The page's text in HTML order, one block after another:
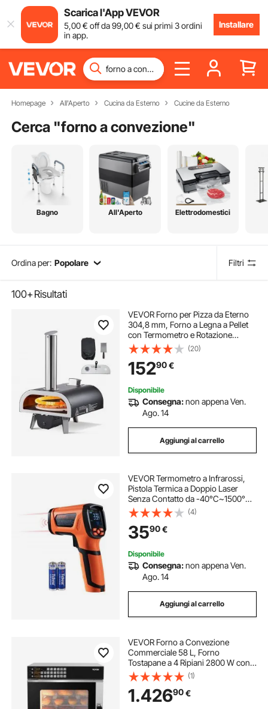
Scarica l'App VEVOR
5,00€ off da99,00€ sui primi 3 ordini
in app.
Installare
Homepage All'Aperto Cucina da Esterno Cucine da Esterno
Cerca "forno a convezione"
Bagno All'Aperto Elettrodomestici
Ordina per: Popolare Filtri
100+Risultati
VEVOR Forno per Pizza da Eterno
304,8 mm, Forno a Legna a Pellet
con Termometro e Rotazione
Elettrica, Macchina per Pizza
Portatile per Campeggio, Pietra,
Borsa per il Trasporto, Pala
(20)
15290€
Disponibile
Consegna:non appena Ven.
Ago. 14
Aggiungi al carrello
VEVOR Termometro a Infrarossi,
Pistola Termica a Doppio Laser
Senza Contatto da -40°C~1500°C,
Pistola Termica Portatile a Infrarossi
per Fusione/Cottura/Forno per
Pizza/Motore (non per esseri
umani)
(4)
3590€
Disponibile
Consegna:non appena Ven.
Ago. 14
Aggiungi al carrello
VEVOR Forno a Convezione
Commerciale 58 L, Forno
Tostapane a 4 Ripiani 2800 W con
Porta in Vetro Temperato, Griglie
Metalliche Vassoio per Clip Guanti
Forno Elettrico in Acciaio Inox per
Ristorante
(1)
1.42690€